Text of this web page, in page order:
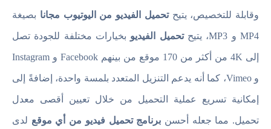
وقابلة للتخصيص، يتيحتحميل الفيديو من اليوتيوب مجانا بصيغة
MP4 و MP3، يتيح تحميل الفيديو بخيارات مختلفة للجودة تصل
إلى 4K من أكثر من 170 موقع من بينهم Facebook و Instagram
و Vimeo، كما أنه يدعم التنزيل المتعدد بلمسة واحدة، إضافةً إلى
إمكانية تسريع عملية التحميل من خلال تعيين أقصى معدل
تحميل. مما جعله أحسن برنامج تحميل فيديو من أي موقع لدى